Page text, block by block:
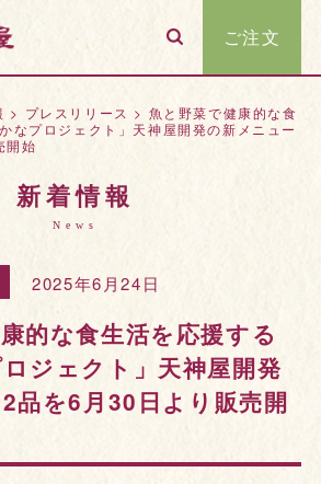
ご注文
> プレスリリース > 魚と野菜で健康的な食
なプロジェクト」天神屋開発の新メニュー
開始
新着情報
News
2025年6月24日
的な食生活を応援する
ロジェクト」天神屋開発
品を6月30日より販売開